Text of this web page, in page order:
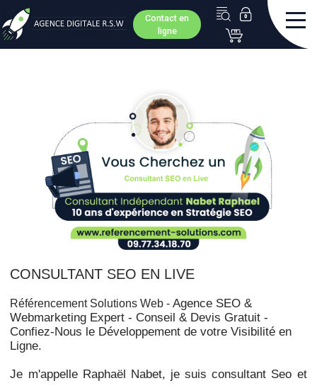
Contact en
ligne
CONSULTANT SEO EN LIVE
Référencement Solutions Web -Agence SEO &
Webmarketing Expert - Conseil & Devis Gratuit -
Confiez-Nous le Développement de votre Visibilité en
Ligne.
Je m'appelle Raphaël Nabet, je suis consultant Seo et